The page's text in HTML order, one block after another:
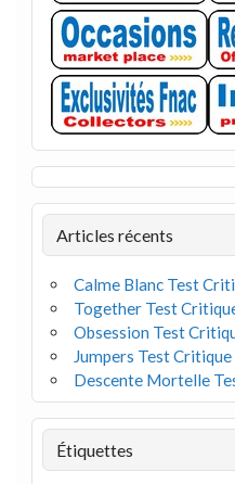
Articles récents
Calme Blanc Test
Together Test
Obsession Test
Jumpers Test
Descente Mortelle
Étiquettes